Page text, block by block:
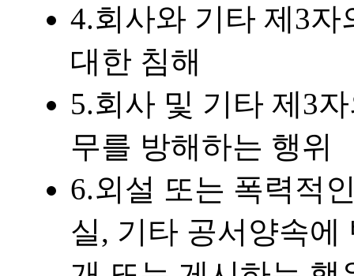
4.회사와 기타 제3
대한 침해
5.회사 및 기타 제3
무를 방해하는 행위
6.외설 또는 폭력적
실, 기타 공서양속